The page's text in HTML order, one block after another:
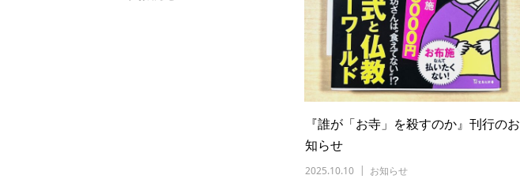
『誰が「お寺」を殺すのか』刊行のお
知らせ
2025.10.10
お知らせ